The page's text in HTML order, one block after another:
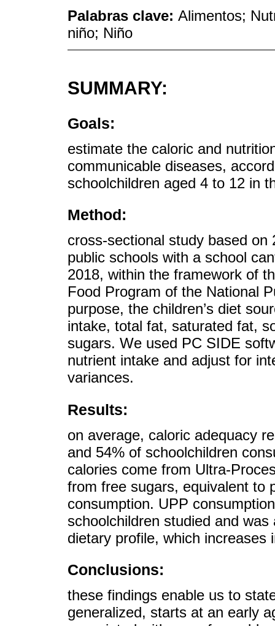
Palabras clave: Alimentos;
niño; Niño
SUMMARY:
Goals:
estimate the caloric and
communicable diseases,
schoolchildren aged 4 to 12 in
Method:
cross-sectional study based
public schools with a school
2018, within the framework of
Food Program of the National
purpose, the children’s diet
intake, total fat, saturated fat,
sugars. We used PC SIDE
nutrient intake and adjust for
variances.
Results:
on average, caloric adequacy
and 54% of schoolchildren
calories come from Ultra-
from free sugars, equivalent to
consumption. UPP
schoolchildren studied and
dietary profile, which increases
Conclusions:
these findings enable us to
generalized, starts at an early